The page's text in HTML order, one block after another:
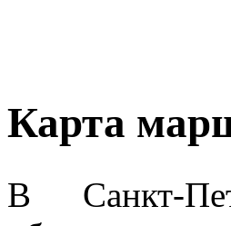
Карта
В Санкт-